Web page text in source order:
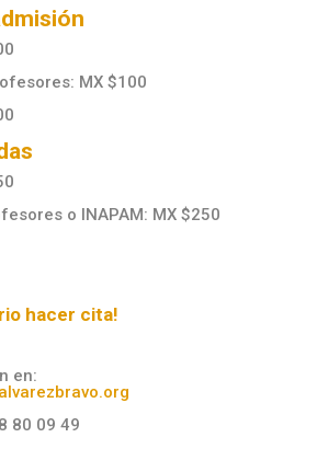
MX $100
o INAPAM: MX $250
hacer cita!
en:
80 09 49